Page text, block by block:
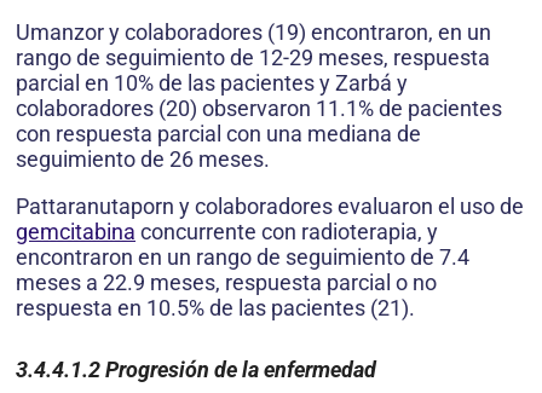
Umanzor y colaboradores (19) encontraron, en un
rango de seguimiento de 12-29 meses, respuesta
parcial en 10% de las pacientes y Zarbá y
colaboradores (20) observaron 11.1% de pacientes
con respuesta parcial con una mediana de
seguimiento de 26 meses.
Pattaranutaporn y colaboradores evaluaron el uso de
gemcitabina concurrente con radioterapia, y
encontraron en un rango de seguimiento de 7.4
meses a 22.9 meses, respuesta parcial o no
respuesta en 10.5% de las pacientes (21).
3.4.4.1.2Progresión de la enfermedad